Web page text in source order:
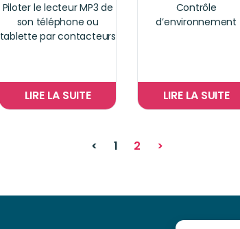
Piloter le lecteur MP3 de
son téléphone ou
tablette par contacteurs
LIRE LA SUITE
Contrôle
d’environnement
LIRE LA SUITE
< 1 2 >